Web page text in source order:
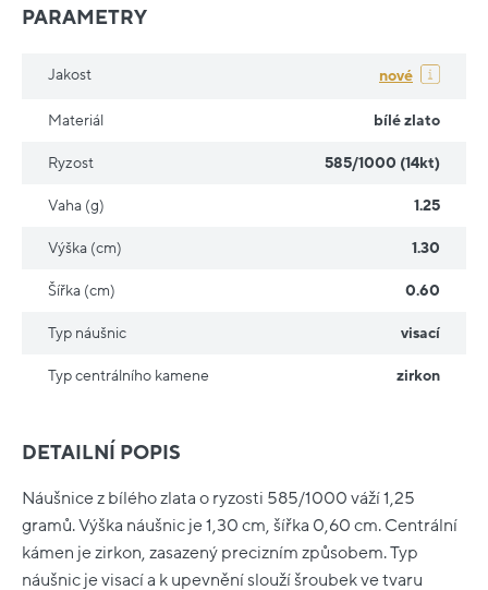
DETAILNÍ POPIS
Náušnice z bílého zlata o ryzosti 585/1000 váží 1,25
gramů. Výška náušnic je 1,30 cm, šířka 0,60 cm. Centrální
kámen je zirkon, zasazený precizním způsobem. Typ
náušnic je visací a k upevnění slouží šroubek ve tvaru
PARAMETRY
Jakost nové
Materiál bílé zlato
Ryzost 585/1000 (14kt)
Vaha (g) 1.25
Výška (cm) 1.30
Šířka (cm) 0.60
Typ náušnic visací
Typ centrálního kamene zirkon